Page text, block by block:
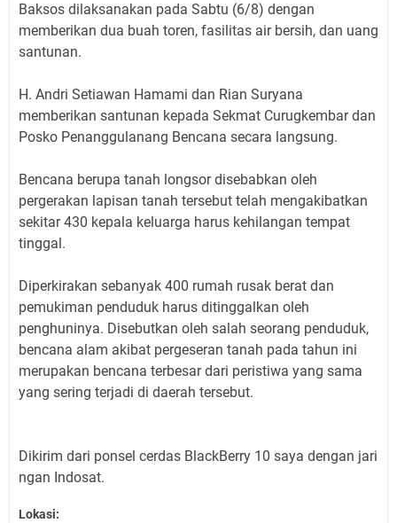
Baksos dilaksanakan pada Sabtu (6/8) dengan
memberikan dua buah toren, fasilitas air bersih, dan uang
santunan.
H. Andri Setiawan Hamami dan Rian Suryana
memberikan santunan kepada Sekmat Curugkembar dan
Posko Penanggulanang Bencana secara langsung.
Bencana berupa tanah longsor disebabkan oleh
pergerakan lapisan tanah tersebut telah mengakibatkan
sekitar 430 kepala keluarga harus kehilangan tempat
tinggal.
Diperkirakan sebanyak 400 rumah rusak berat dan
pemukiman penduduk harus ditinggalkan oleh
penghuninya. Disebutkan oleh salah seorang penduduk,
bencana alam akibat pergeseran tanah pada tahun ini
merupakan bencana terbesar dari peristiwa yang sama
yang sering terjadi di daerah tersebut.
Dikirim dari ponsel cerdas BlackBerry 10 saya dengan jari
ngan Indosat.
Lokasi: